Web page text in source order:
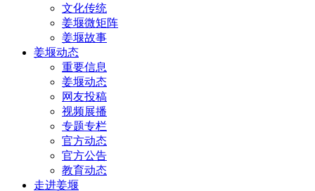
文化传统
姜堰微矩阵
姜堰故事
姜堰动态
重要信息
姜堰动态
网友投稿
视频展播
专题专栏
官方动态
官方公告
教育动态
走进姜堰